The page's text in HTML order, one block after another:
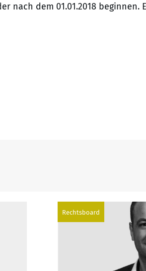
nach dem 01.01.2018
Rechtsboard